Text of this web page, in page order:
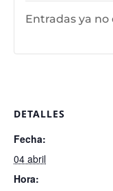
DETALLES
Fecha:
04 abril
Hora:
Entradas ya